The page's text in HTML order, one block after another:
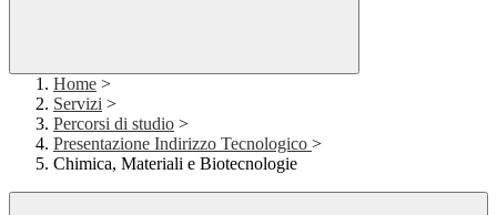
Home >
Servizi >
Percorsi di studio >
Presentazione Indirizzo Tecnologico >
Chimica, Materiali e Biotecnologie